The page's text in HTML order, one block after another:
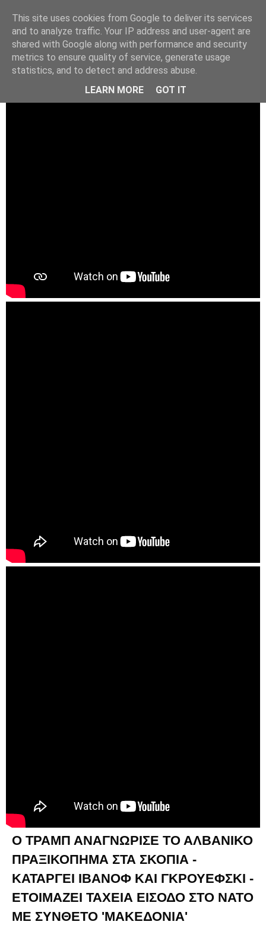
Ο ΤΡΑΜΠ ΑΝΑΓΝΩΡΙΣΕ ΤΟ ΑΛΒΑΝΙΚΟ
ΠΡΑΞΙΚΟΠΗΜΑ ΣΤΑ ΣΚΟΠΙΑ -
ΚΑΤΑΡΓΕΙ ΙΒΑΝΟΦ ΚΑΙ ΓΚΡΟΥΕΦΣΚΙ -
ΕΤΟΙΜΑΖΕΙ ΤΑΧΕΙΑ ΕΙΣΟΔΟ ΣΤΟ ΝΑΤΟ
ΜΕ ΣΥΝΘΕΤΟ 'ΜΑΚΕΔΟΝΙΑ'
This site uses cookies from Google to deliver its services
and to analyze traffic. Your IP address and user-agent are
shared with Google along with performance and security
metrics to ensure quality of service, generate usage
statistics, and to detect and address abuse.
LEARN MORE
GOT IT